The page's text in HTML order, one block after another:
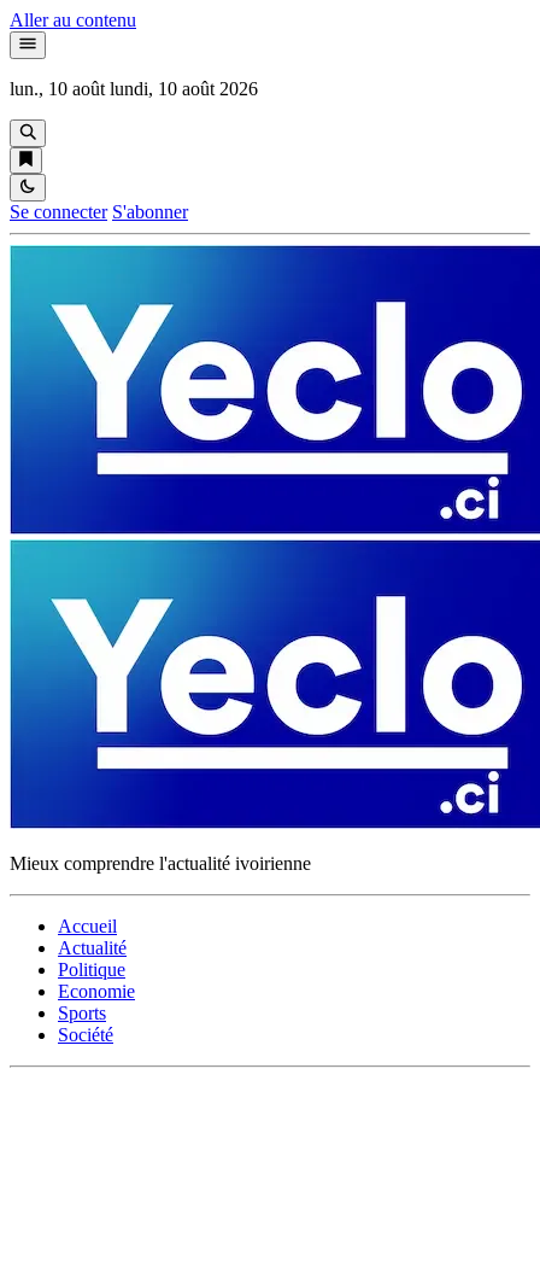
Aller au contenu
lun., 10 août lundi, 10 août 2026
Se connecter S'abonner
Mieux comprendre l'actualité ivoirienne
Accueil
Actualité
Politique
Economie
Sports
Société